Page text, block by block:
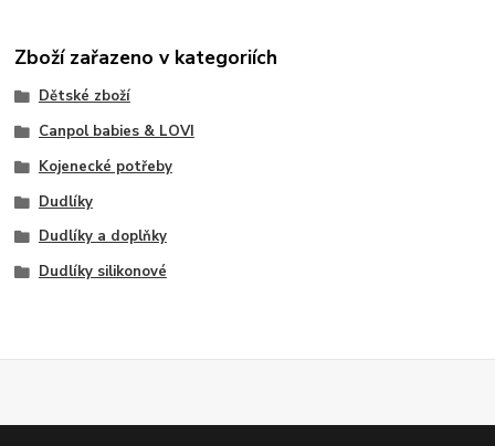
Zboží zařazeno v kategoriích
Dětské zboží
Canpol babies & LOVI
Kojenecké potřeby
Dudlíky
Dudlíky a doplňky
Dudlíky silikonové